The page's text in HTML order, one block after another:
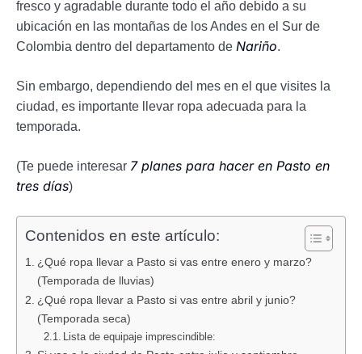
fresco y agradable durante todo el año debido a su
ubicación en las montañas de los Andes en el Sur de
Colombia dentro del departamento de Nariño.
Sin embargo, dependiendo del mes en el que visites la
ciudad, es importante llevar ropa adecuada para la
temporada.
(Te puede interesar 7 planes para hacer en Pasto en
tres días)
Contenidos en este artículo:
¿Qué ropa llevar a Pasto si vas entre enero y marzo?
(Temporada de lluvias)
¿Qué ropa llevar a Pasto si vas entre abril y junio?
(Temporada seca)
Lista de equipaje imprescindible: